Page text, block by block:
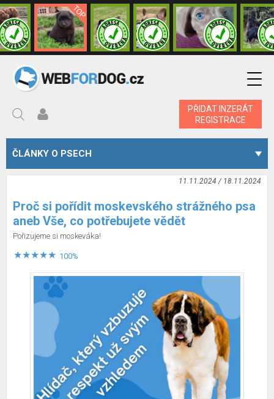
PŘIDAT INZERÁT
REGISTRACE
ČLÁNKY O PSECH
11.11.2024 / 18.11.2024
Proč si pořídit moskevského strážného psa
aneb Vše, co potřebujete vědět
Pořizujeme si moskeváka!
100%